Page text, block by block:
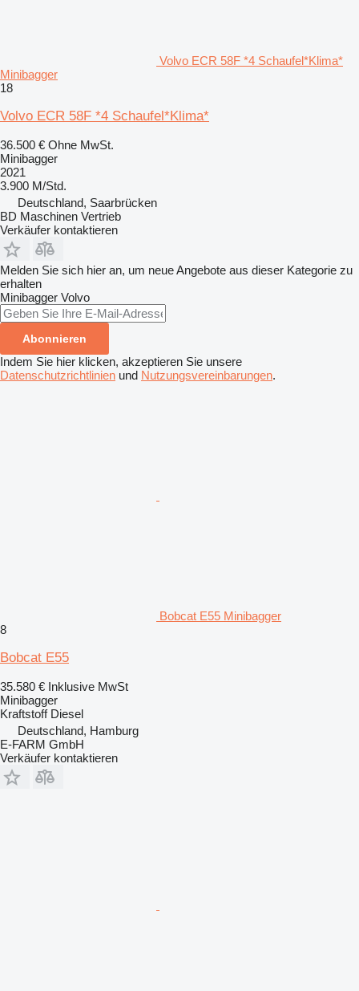
Volvo ECR 58F *4 Schaufel*Klima*
Minibagger
18
Volvo ECR 58F *4 Schaufel*Klima*
36.500 € Ohne MwSt.
Minibagger
2021
3.900 M/Std.
Deutschland, Saarbrücken
BD Maschinen Vertrieb
Verkäufer kontaktieren
Melden Sie sich hier an, um neue Angebote aus dieser Kategorie zu
erhalten
Minibagger Volvo
Abonnieren
Indem Sie hier klicken, akzeptieren Sie unsere
Datenschutzrichtlinien und Nutzungsvereinbarungen.
Bobcat E55 Minibagger
8
Bobcat E55
35.580 € Inklusive MwSt
Minibagger
Kraftstoff Diesel
Deutschland, Hamburg
E-FARM GmbH
Verkäufer kontaktieren